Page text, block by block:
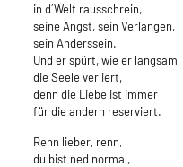
in d´Welt rausschrein,
seine Angst, sein Verlangen,
sein Anderssein.
Und er spürt, wie er langsam
die Seele verliert,
denn die Liebe ist immer
für die andern reserviert.
Renn lieber, renn,
du bist ned normal,